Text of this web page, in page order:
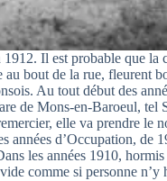
Il est probable que
au bout de la rue, fleurent
Au tout début des
de Mons-en-Baroeul,
elle va prendre
années d’Occupation, de
les années 1910,
comme si personne n’y